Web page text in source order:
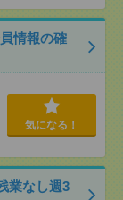
情報の確
気になる！
業なし週3